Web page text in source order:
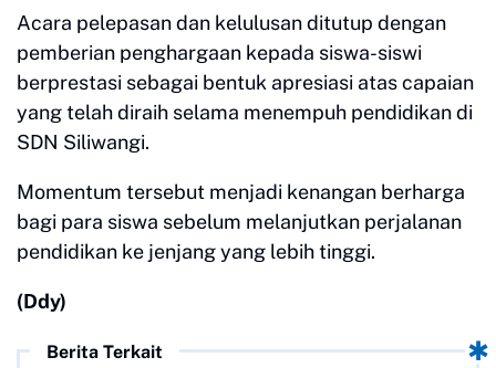
Acara pelepasan dan kelulusan ditutup dengan
pemberian penghargaan kepada siswa-siswi
berprestasi sebagai bentuk apresiasi atas capaian
yang telah diraih selama menempuh pendidikan di
SDN Siliwangi.
Momentum tersebut menjadi kenangan berharga
bagi para siswa sebelum melanjutkan perjalanan
pendidikan ke jenjang yang lebih tinggi.
(Ddy)
Berita Terkait